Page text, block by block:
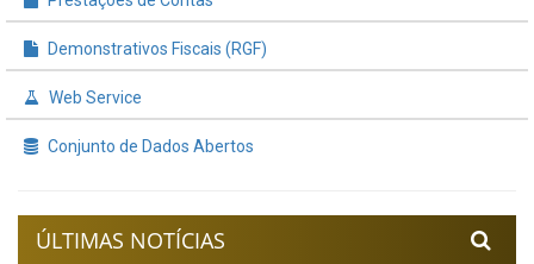
Demonstrativos Fiscais (RGF)
Web Service
Conjunto de Dados Abertos
ÚLTIMAS NOTÍCIAS